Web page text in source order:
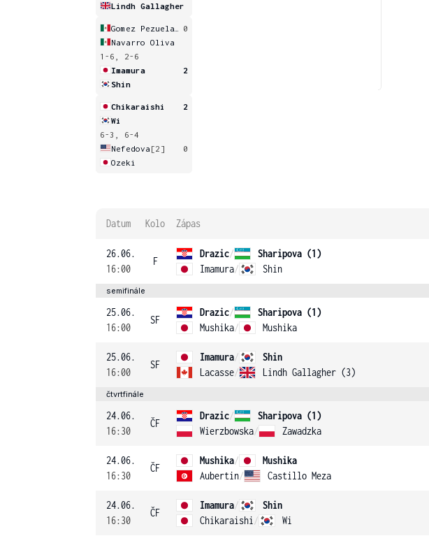
Lindh Gallagher
0
Navarro Oliva
1-6, 2-6
Imamura
2
Shin
Chikaraishi
2
Wi
6-3, 6-4
Nefedova [2]
0
Ozeki
Datum Kolo Zápas
26.06.
16:00
F
Drazic/
Sharipova (1)
Imamura/ Shin
semifinále
25.06.
16:00
SF
Drazic/
Sharipova (1)
Mushika/ Mushika
25.06.
16:00
SF
Imamura/
Shin
Lacasse/ Lindh Gallagher (3)
čtvrtfinále
24.06.
16:30
ČF
Drazic/
Sharipova (1)
Wierzbowska/ Zawadzka
24.06.
16:30
ČF
Mushika/
Mushika
Aubertin/ Castillo Meza
24.06.
16:30
ČF
Imamura/
Shin
Chikaraishi / Wi